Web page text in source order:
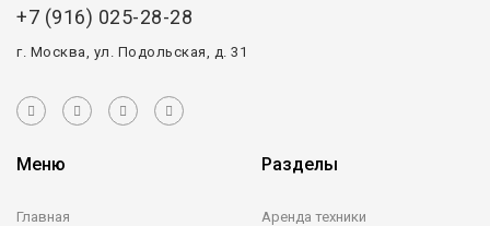
+7 (916) 025-28-28
г. Москва, ул. Подольская, д. 31
Меню
Главная
Разделы
Аренда техники